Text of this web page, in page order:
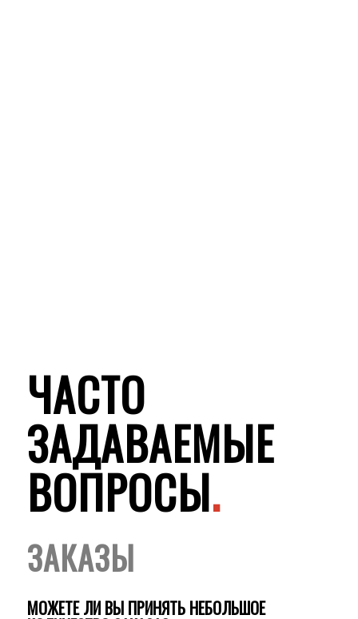
ЧАСТО
ЗАДАВАЕМЫЕ
ВОПРОСЫ.
ЗАКАЗЫ
МОЖЕТЕ ЛИ ВЫ ПРИНЯТЬ НЕБОЛЬШОЕ